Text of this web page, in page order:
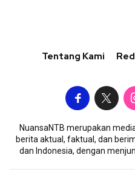
Tentang Kami
NuansaNTB merupakan
berita aktual, faktual, dan
dan Indonesia, dengan